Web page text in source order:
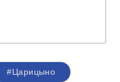
#Царицыно